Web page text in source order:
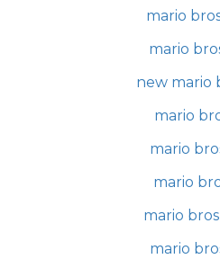
mario
mario
new mario
mario
mario
mario
mario
mario